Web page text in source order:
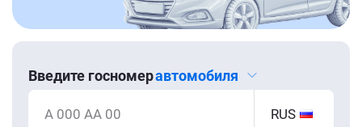
Введите госномеравтомобиля
А 000 АА 00 RUS